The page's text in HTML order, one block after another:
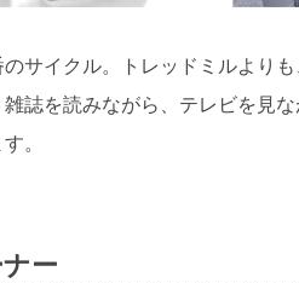
サイクル。トレッドミルより
誌を読みながら、テレビを見
。
ー